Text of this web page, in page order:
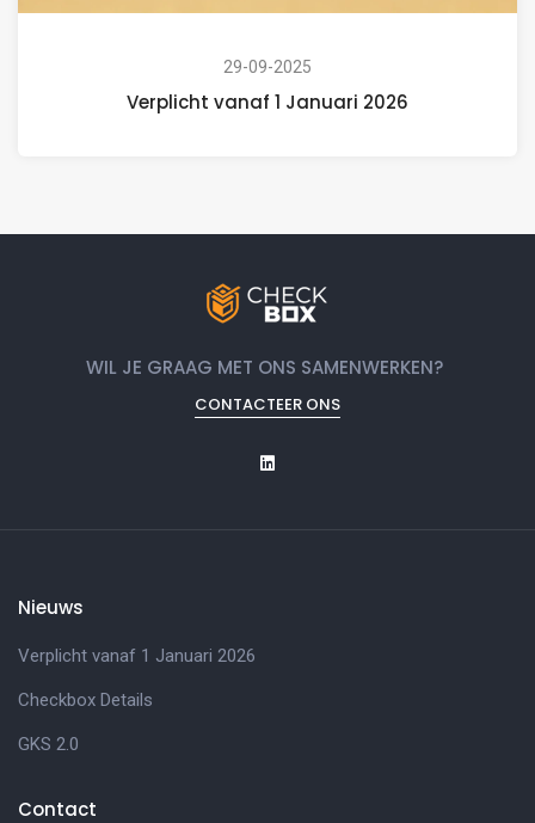
29-09-2025
Verplicht vanaf 1 Januari 2026
WIL JE GRAAG MET ONS SAMENWERKEN?
CONTACTEER ONS
Nieuws
Verplicht vanaf 1 Januari 2026
Checkbox Details
GKS 2.0
Contact